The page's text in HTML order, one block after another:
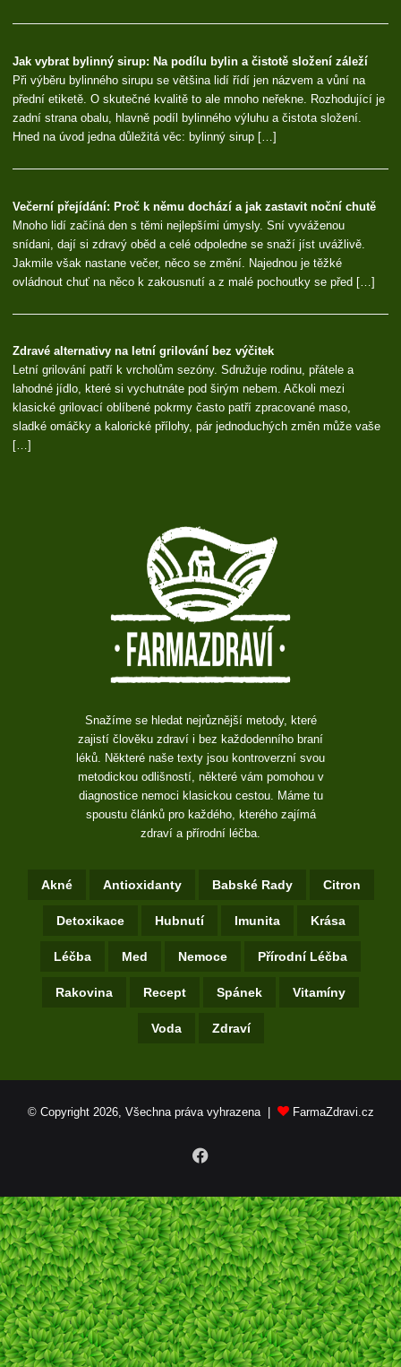
Jak vybrat bylinný sirup: Na podílu bylin a čistotě složení záleží
Při výběru bylinného sirupu se většina lidí řídí jen názvem a vůní na
přední etiketě. O skutečné kvalitě to ale mnoho neřekne. Rozhodující je
zadní strana obalu, hlavně podíl bylinného výluhu a čistota složení.
Hned na úvod jedna důležitá věc: bylinný sirup […]
Večerní přejídání: Proč k němu dochází a jak zastavit noční chutě
Mnoho lidí začíná den s těmi nejlepšími úmysly. Sní vyváženou
snídani, dají si zdravý oběd a celé odpoledne se snaží jíst uvážlivě.
Jakmile však nastane večer, něco se změní. Najednou je těžké
ovládnout chuť na něco k zakousnutí a z malé pochoutky se před […]
Zdravé alternativy na letní grilování bez výčitek
Letní grilování patří k vrcholům sezóny. Sdružuje rodinu, přátele a
lahodné jídlo, které si vychutnáte pod širým nebem. Ačkoli mezi
klasické grilovací oblíbené pokrmy často patří zpracované maso,
sladké omáčky a kalorické přílohy, pár jednoduchých změn může vaše
[…]
Snažíme se hledat nejrůznější metody, které
zajistí člověku zdraví i bez každodenního braní
léků. Některé naše texty jsou kontroverzní svou
metodickou odlišností, některé vám pomohou v
diagnostice nemoci klasickou cestou. Máme tu
spoustu článků pro každého, kterého zajímá
zdraví a přírodní léčba.
Akné Antioxidanty Babské Rady Citron
Detoxikace Hubnutí Imunita Krása
Léčba Med Nemoce Přírodní Léčba
Rakovina Recept Spánek Vitamíny
Voda Zdraví
© Copyright 2026, Všechna práva vyhrazena | FarmaZdravi.cz